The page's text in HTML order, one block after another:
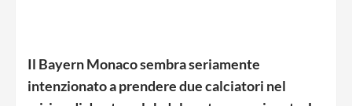
Il Bayern Monaco sembra seriamente
intenzionato a prendere due calciatori nel